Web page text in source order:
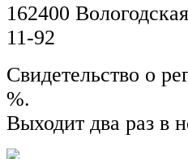
162400
11-92
Свидетельство о
%.
Выходит два раз в